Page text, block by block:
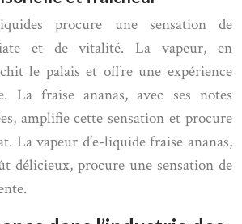
procure une sensation de
et de vitalité. La vapeur, en
le palais et offre une expérience
La fraise ananas, avec ses notes
amplifie cette sensation et procure
La vapeur d’e-liquide fraise ananas,
délicieux, procure une sensation de